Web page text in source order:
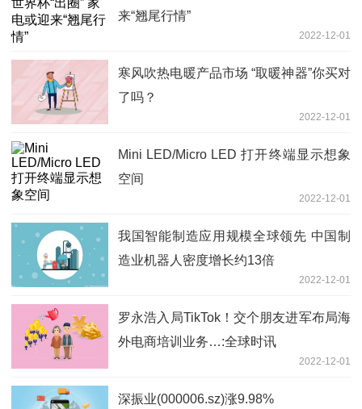
来“翘尾行情”
2022-12-01
寒风吹热电暖产品市场 “取暖神器”你买对
了吗？
2022-12-01
Mini LED/Micro LED 打开终端显示想象
空间
2022-12-01
我国智能制造应用规模全球领先 中国制
造业机器人密度增长约13倍
2022-12-01
罗永浩入局TikTok！交个朋友进军布局海
外电商培训业务…:全球时讯
2022-12-01
深振业(000006.sz)涨9.98%